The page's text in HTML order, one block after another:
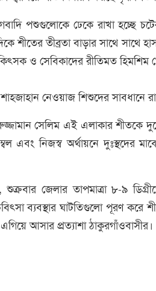
পশুগুলোকে ঢেকে রাখা হচ্ছে
শীতের তীব্রতা বাড়ার সাথে সাথে
ও সেবিকাদের রীতিমত হিমশিম
নেওয়াজ শিশুদের
সেলিম এই এলাকার শীতকে
এবং নিজস্ব অর্থায়নে দুঃস্থদের
জেলার তাপমাত্রা ৮-৯
ব্যবস্থার ঘাটতিগুলো পূরণ
আসার প্রত্যাশা ঠাকুরগাঁওবাসীর।